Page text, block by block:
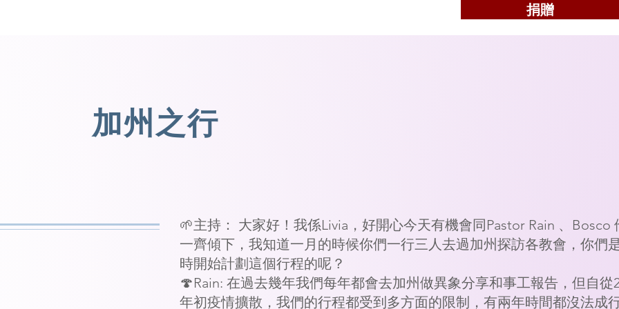
捐贈
加州之行
🌱主持： 大家好！我係Livia，好開心今天有機會同Pastor Rain 、Bosco
一齊傾下，我知道一月的時候你們一行三人去過加州探訪各教會，你們
時開始計劃這個行程的呢？
🍄Rain: 在過去幾年我們每年都會去加州做異象分享和事工報告，但自從
年初疫情擴散，我們的行程都受到多方面的限制，有兩年時間都沒法成